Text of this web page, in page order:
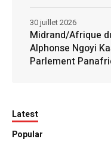
Midrand/Afrique
Alphonse Ngoyi
Parlement
30 juillet 2026
Latest
Popular